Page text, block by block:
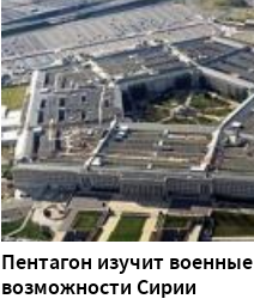
Пентагон изучит военные
возможности Сирии